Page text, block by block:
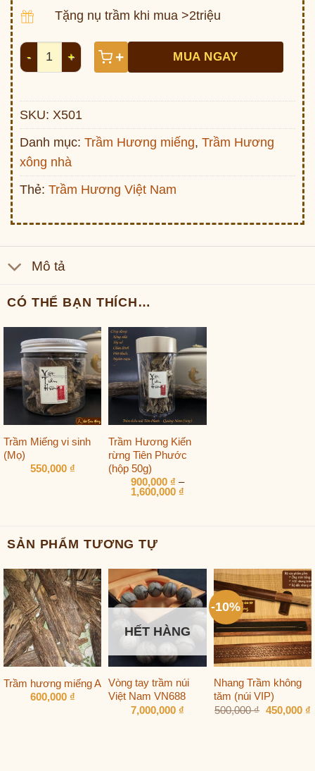
Tặng nụ trầm khi mua >2triệu
Trầm giác xông nhà tẩy uế Vip (hộp 50gam) số lượng
+ MUA NGAY
SKU: X501
Danh mục: Trầm Hương miếng, Trầm Hương
xông nhà
Thẻ: Trầm Hương Việt Nam
Mô tả
CÓ THỂ BẠN THÍCH…
Trầm Miếng vi sinh
(Mọ)
550,000 ₫
Trầm Hương Kiến
rừng Tiên Phước
(hộp 50g)
900,000 ₫ –
1,600,000 ₫Khoảng
SẢN PHẨM TƯƠNG TỰ
Trầm hương miếng A
600,000 ₫
HẾT HÀNG
Vòng tay trầm núi
Việt Nam VN688
7,000,000 ₫
-10%
Nhang Trầm không
tăm (núi VIP)
500,000₫ Giá
450,000 ₫